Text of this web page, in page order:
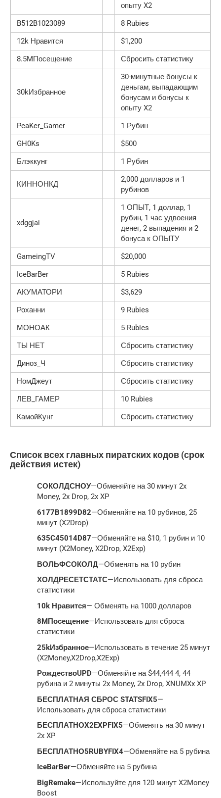
опыту X2
B512B1023089
8 Rubies
12k Нравится
$1,200
8.5MПосещение
Сбросить статистику
30kИзбранное
30-минутные бонусы к
деньгам, выпадающим
бонусам и бонусы к
опыту X2
PeaKer_Gamer
1 Рубин
GH0Ks
$500
Блэккунг
1 Рубин
КИННОНКД
2,000 долларов и 1
рубинов
xdggjai
1 ОПЫТ, 1 доллар, 1
рубин, 1 час удвоения
денег, 2 выпадения и 2
бонуса к ОПЫТУ
GameingTV
$20,000
IceBarBer
5 Rubies
АКУМАТОРИ
$3,629
Роханни
9 Rubies
МОНОАК
5 Rubies
ТЫ НЕТ
Сбросить статистику
Диноз_Ч
Сбросить статистику
НомДжеут
Сбросить статистику
ЛЕВ_ГАМЕР
10 Rubies
КамойКунг
Сбросить статистику
Список всех главных пиратских кодов (срок
действия истек)
СОКОЛДСНОУ—Обменяйте на 30 минут 2x
Money, 2x Drop, 2x XP
6177B1899D82—Обменяйте на 10 рубинов, 25
минут (X2Drop)
635C45014D87—Обменяйте на $10, 1 рубин и 10
минут (X2Money, X2Drop, X2Exp)
ВОЛЬФСОКОЛД—Обменять на 10 рубин
ХОЛДРЕСЕТСТАТС—Использовать для сброса
статистики
10k Нравится— Обменять на 1000 долларов
8MПосещение—Использовать для сброса
статистики
25kИзбранное—Использовать в течение 25 минут
(X2Money,X2Drop,X2Exp)
РождествоUPD—Обменяйте на $44,444 4, 44
рубина и 2 минуты 2x Money, 2x Drop, XNUMXx XP
БЕСПЛАТНАЯ СБРОС STATSFIX5—
Использовать для сброса статистики
БЕСПЛАТНОX2EXPFIX5—Обменять на 30 минут
2x XP
БЕСПЛАТНО5RUBYFIX4—Обменяйте на 5 рубина
IceBarBer—Обменяйте на 5 рубина
BigRemake—Используйте для 120 минут X2Money
Boost